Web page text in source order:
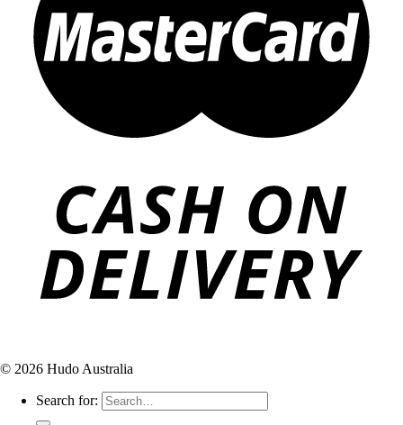
© 2026 Hudo Australia
Search for: